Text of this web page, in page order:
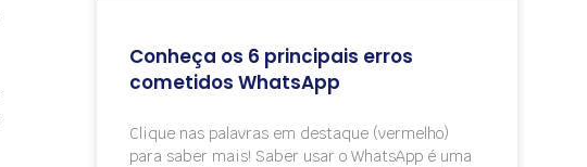
Conheça os 6 principais erros
cometidos WhatsApp
Clique nas palavras em destaque (vermelho)
para saber mais! Saber usar o WhatsApp é uma